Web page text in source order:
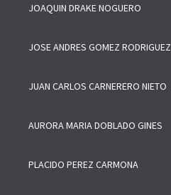
JOAQUIN DRAKE NOGUERO
JOSE ANDRES GOMEZ RODRIGUEZ
JUAN CARLOS CARNERERO NIETO
AURORA MARIA DOBLADO GINES
PLACIDO PEREZ CARMONA